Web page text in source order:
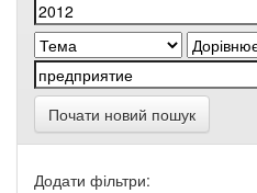
Почати новий пошук
Додати фільтри: